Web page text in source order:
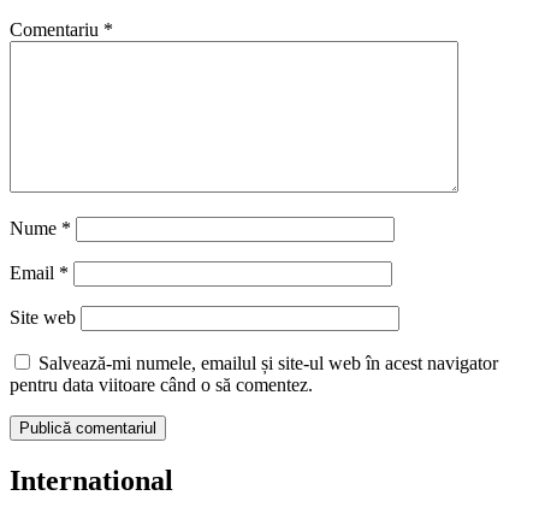
Comentariu *
Nume *
Email *
Site web
Salvează-mi numele, emailul și site-ul web în acest navigator
pentru data viitoare când o să comentez.
International